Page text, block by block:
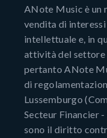
ANote Music è un
vendita di
intellettuale e, in
attività del settore
pertanto ANote
di
Lussemburgo
Secteur Financier
sono il diritto